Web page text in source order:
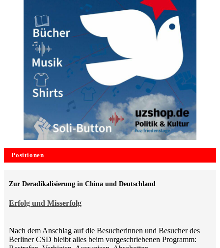
Positionen
Erfolg und Misserfolg
Zur Deradikalisierung in China und Deutschland
Nach dem Anschlag auf die Besucherinnen und Besucher des
Berliner CSD bleibt alles beim vorgeschriebenen Programm: